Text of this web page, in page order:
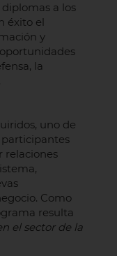
a los
éxito el
y
la
uno de
participantes
relaciones
Como
resulta
el sector de la